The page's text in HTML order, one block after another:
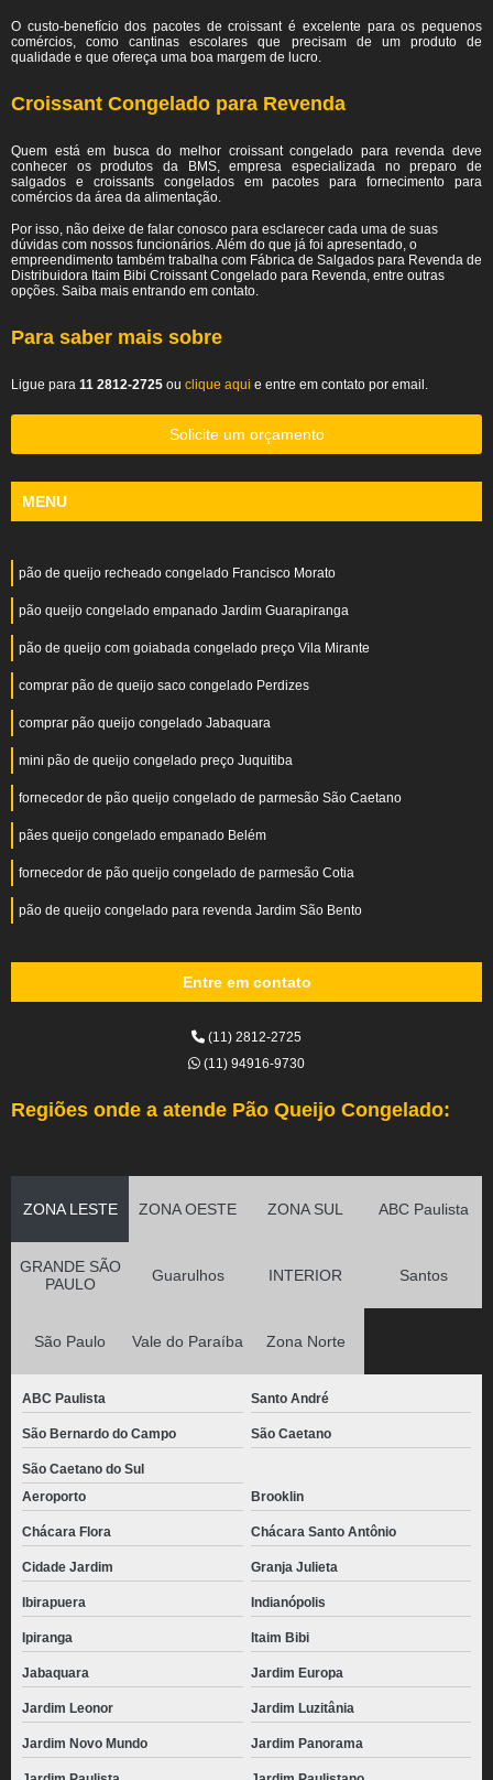
O custo-benefício dos pacotes de croissant é excelente para os pequenos
comércios, como cantinas escolares que precisam de um produto de
qualidade e que ofereça uma boa margem de lucro.
Croissant Congelado para Revenda
Quem está em busca do melhor croissant congelado para revenda deve
conhecer os produtos da BMS, empresa especializada no preparo de
salgados e croissants congelados em pacotes para fornecimento para
comércios da área da alimentação.
Por isso, não deixe de falar conosco para esclarecer cada uma de suas
dúvidas com nossos funcionários. Além do que já foi apresentado, o
empreendimento também trabalha com Fábrica de Salgados para Revenda de
Distribuidora Itaim Bibi Croissant Congelado para Revenda, entre outras
opções. Saiba mais entrando em contato.
Para saber mais sobre
Ligue para 11 2812-2725 ou clique aqui e entre em contato por email.
Solicite um orçamento
MENU
pão de queijo recheado congelado Francisco Morato
pão queijo congelado empanado Jardim Guarapiranga
pão de queijo com goiabada congelado preço Vila Mirante
comprar pão de queijo saco congelado Perdizes
comprar pão queijo congelado Jabaquara
mini pão de queijo congelado preço Juquitiba
fornecedor de pão queijo congelado de parmesão São Caetano
pães queijo congelado empanado Belém
fornecedor de pão queijo congelado de parmesão Cotia
pão de queijo congelado para revenda Jardim São Bento
Entre em contato
(11) 2812-2725
(11) 94916-9730
Regiões onde a atende Pão Queijo Congelado:
ZONA LESTE ZONA OESTE ZONA SUL ABC Paulista
GRANDE SÃO
PAULO
Guarulhos INTERIOR Santos
São Paulo Vale do Paraíba Zona Norte
ABC Paulista Santo André
São Bernardo do Campo São Caetano
São Caetano do Sul
Aeroporto
Brooklin
Chácara Flora Chácara Santo Antônio
Cidade Jardim Granja Julieta
Ibirapuera Indianópolis
Ipiranga Itaim Bibi
Jabaquara Jardim Europa
Jardim Leonor Jardim Luzitânia
Jardim Novo Mundo Jardim Panorama